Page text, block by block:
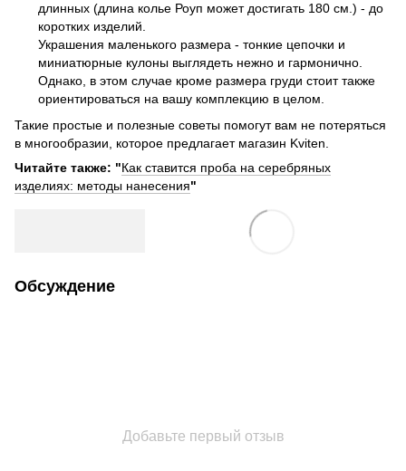
длинных (длина колье Роуп может достигать 180 см.) - до
коротких изделий.
Украшения маленького размера - тонкие цепочки и
миниатюрные кулоны выглядеть нежно и гармонично.
Однако, в этом случае кроме размера груди стоит также
ориентироваться на вашу комплекцию в целом.
Такие простые и полезные советы помогут вам не потеряться
в многообразии, которое предлагает магазин Kviten.
Читайте также: "Как ставится проба на серебряных
изделиях: методы нанесения"
Обсуждение
Добавьте первый отзыв